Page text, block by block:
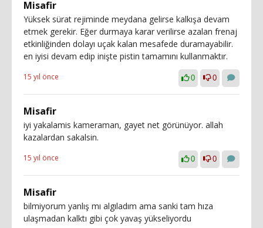
Misafir
Yüksek sürat rejiminde meydana gelirse kalkışa devam
etmek gerekir. Eğer durmaya karar verilirse azalan frenaj
etkinliğinden dolayı uçak kalan mesafede duramayabilir.
en iyisi devam edip inişte pistin tamamını kullanmaktır.
15 yıl önce 0 0
Misafir
iyi yakalamis kameraman, gayet net görünüyor. allah
kazalardan sakalsin.
15 yıl önce 0 0
Misafir
bilmiyorum yanlış mı algıladım ama sanki tam hıza
ulaşmadan kalktı gibi çok yavaş yükseliyordu